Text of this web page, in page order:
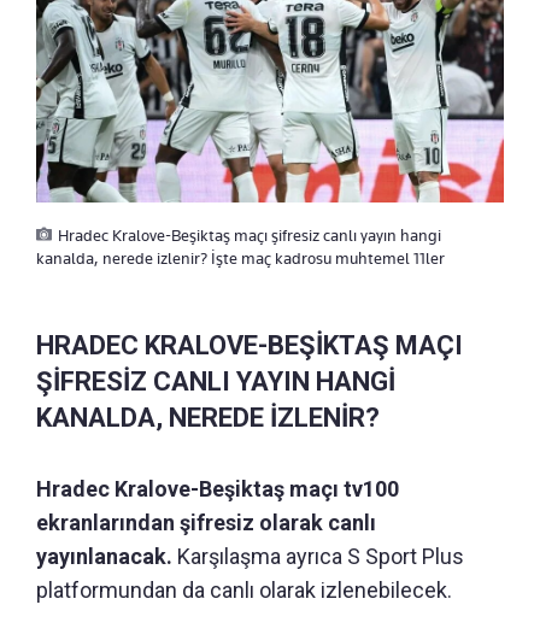
Hradec Kralove-Beşiktaş maçı şifresiz canlı yayın hangi
kanalda, nerede izlenir? İşte maç kadrosu muhtemel 11ler
HRADEC KRALOVE-BEŞİKTAŞ MAÇI
ŞİFRESİZ CANLI YAYIN HANGİ
KANALDA, NEREDE İZLENİR?
Hradec Kralove-Beşiktaş maçı tv100
ekranlarından şifresiz olarak canlı
yayınlanacak. Karşılaşma ayrıca S Sport Plus
platformundan da canlı olarak izlenebilecek.